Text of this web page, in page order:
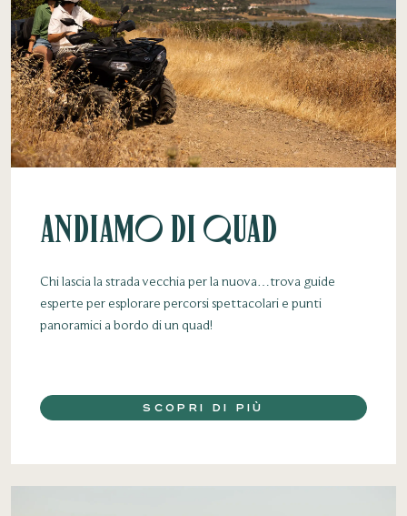
Andiamo di Quad
Chi lascia la strada vecchia per la nuova…trova guide
esperte per esplorare percorsi spettacolari e punti
panoramici a bordo di un quad!
SCOPRI DI PIÙ